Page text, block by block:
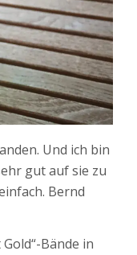
Und ich bin
gut auf sie zu
Bernd
Bände in